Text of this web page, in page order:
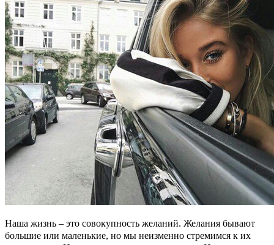
Наша жизнь – это совокупность желаний. Желания бывают
большие или маленькие, но мы неизменно стремимся к их